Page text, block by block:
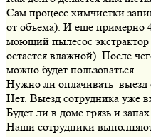
Сам процесс химчистки
от объема). И еще примерно
моющий пылесос экстрактор
остается влажной). После
можно будет пользоваться.
Нужно ли оплачивать выезд
Нет. Выезд сотрудника уже
Будет ли в доме грязь и
Наши сотрудники